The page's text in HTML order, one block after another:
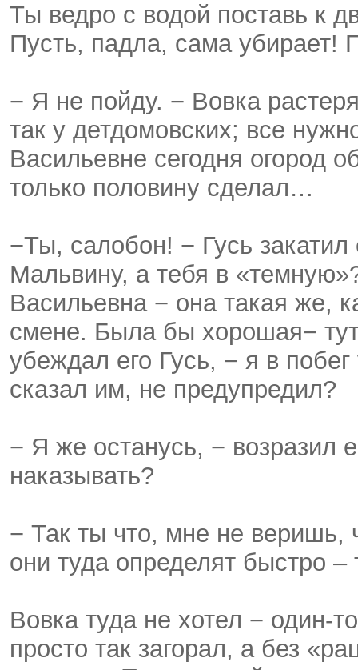
Ты ведро с водой поставь к
Пусть, падла, сама убирает!
− Я не пойду. − Вовка
так у детдомовских; все
Васильевне сегодня огород
только половину сделал…
−Ты, салобон! − Гусь
Мальвину, а тебя в
Васильевна − она такая же,
смене. Была бы хорошая−
убеждал его Гусь, − я в
сказал им, не предупредил?
− Я же останусь, − возразил
наказывать?
− Так ты что, мне не веришь,
они туда определят быстро
Вовка туда не хотел − один-
просто так загорал, а без